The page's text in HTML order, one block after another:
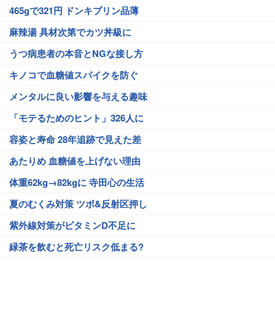
465gで321円 ドンキプリン品薄
麻辣湯 具材次第でカツ丼級に
うつ病患者の本音とNGな接し方
キノコで血糖値スパイクを防ぐ
メンタルに良い影響を与える趣味
「モテるためのヒント」326人に
容姿と寿命 28年追跡で見えた差
あたりめ 血糖値を上げない理由
体重62kg→82kgに 寺田心の生活
夏のむくみ対策 ツボ&反射区押し
紫外線対策がビタミンD不足に
緑茶を飲むと死亡リスク低まる?